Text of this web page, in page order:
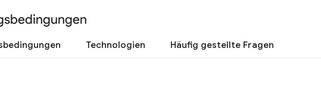
Technologien Häufig gestellte Fragen